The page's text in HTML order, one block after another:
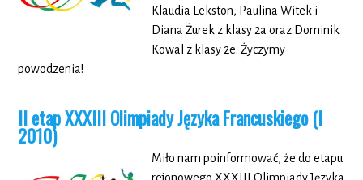
Klaudia Lekston, Paulina Witek i
Diana Żurek z klasy 2a oraz Dominik
Kowal z klasy 2e. Życzymy
powodzenia!
II etap XXXIII Olimpiady Języka Francuskiego (I
2010)
Miło nam poinformować, że do etapu
rejonowego XXXIII Olimpiady Języka